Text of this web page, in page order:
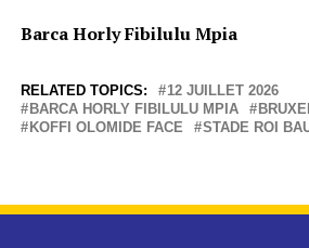
Barca Horly Fibilulu Mpia
RELATED TOPICS:
12 JUILLET 2026
BARCA HORLY FIBILULU MPIA
KOFFI OLOMIDE FACE
STADE ROI